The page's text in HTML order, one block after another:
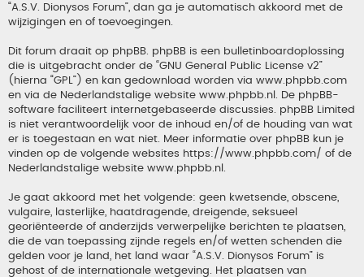
“A.S.V. Dionysos Forum”, dan ga je automatisch akkoord met de
wijzigingen en of toevoegingen.
Dit forum draait op phpBB. phpBB is een bulletinboardoplossing
die is uitgebracht onder de “GNU General Public License v2”
(hierna “GPL”) en kan gedownload worden via www.phpbb.com
en via de Nederlandstalige website www.phpbb.nl . De phpBB-
software faciliteert internetgebaseerde discussies. phpBB Limited
is niet verantwoordelijk voor de inhoud en/of de houding van wat
er is toegestaan en wat niet. Meer informatie over phpBB kun je
vinden op de volgende websites https://www.phpbb.com/ of de
Nederlandstalige website www.phpbb.nl
Je gaat akkoord met het volgende: geen kwetsende, obscene,
vulgaire, lasterlijke, haatdragende, dreigende, seksueel
georiënteerde of anderzijds verwerpelijke berichten te plaatsen,
die de van toepassing zijnde regels en/of wetten schenden die
gelden voor je land, het land waar “A.S.V. Dionysos Forum” is
gehost of de internationale wetgeving. Het plaatsen van